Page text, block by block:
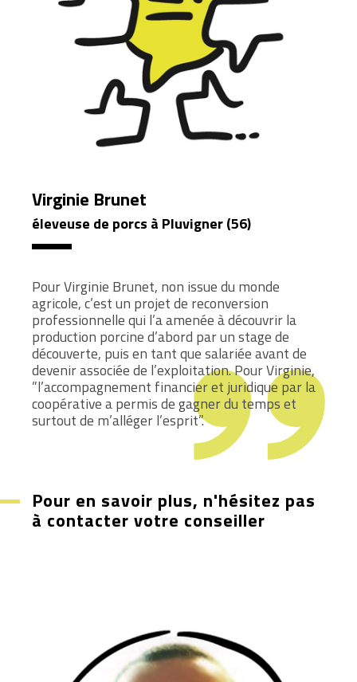
Virginie Brunet
éleveuse de porcs à Pluvigner (56)
Pour Virginie Brunet, non issue du monde
agricole, c’est un projet de reconversion
professionnelle qui l’a amenée à découvrir la
production porcine d’abord par un stage de
découverte, puis en tant que salariée avant de
devenir associée de l’exploitation. Pour Virginie,
”l’accompagnement financier et juridique par la
coopérative a permis de gagner du temps et
surtout de m’alléger l’esprit”.
Pour en savoir plus, n'hésitez pas
à contacter votre conseiller